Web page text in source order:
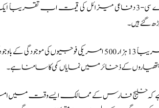
رپورٹ کے مطابق ایک پی اے سی-3 دفاعی میزائل کی
ہیں۔
نیشن نے مزید لکھا ہے کہ تقریباً 13 ہزار 500 امریکی
کے ذخائر میں نمایاں کمی کا سامنا ہے۔
کہ خلیج فارس کے ممالک ایسے وقت میں